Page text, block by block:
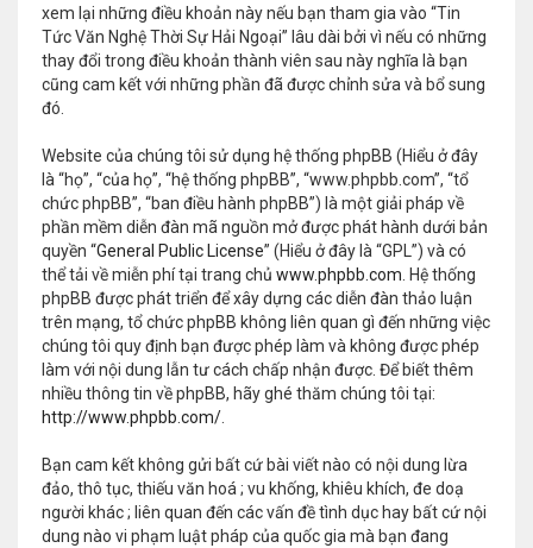
xem lại những điều khoản này nếu bạn tham gia vào “Tin
Tức Văn Nghệ Thời Sự Hải Ngoại” lâu dài bởi vì nếu có những
thay đổi trong điều khoản thành viên sau này nghĩa là bạn
cũng cam kết với những phần đã được chỉnh sửa và bổ sung
đó.
Website của chúng tôi sử dụng hệ thống phpBB (Hiểu ở đây
là “họ”, “của họ”, “hệ thống phpBB”, “www.phpbb.com”, “tổ
chức phpBB”, “ban điều hành phpBB”) là một giải pháp về
phần mềm diễn đàn mã nguồn mở được phát hành dưới bản
quyền “General Public License” (Hiểu ở đây là “GPL”) và có
thể tải về miễn phí tại trang chủ www.phpbb.com . Hệ thống
phpBB được phát triển để xây dựng các diễn đàn thảo luận
trên mạng, tổ chức phpBB không liên quan gì đến những việc
chúng tôi quy định bạn được phép làm và không được phép
làm với nội dung lẫn tư cách chấp nhận được. Để biết thêm
nhiều thông tin về phpBB, hãy ghé thăm chúng tôi tại:
http://www.phpbb.com/
Bạn cam kết không gửi bất cứ bài viết nào có nội dung lừa
đảo, thô tục, thiếu văn hoá ; vu khống, khiêu khích, đe doạ
người khác ; liên quan đến các vấn đề tình dục hay bất cứ nội
dung nào vi phạm luật pháp của quốc gia mà bạn đang